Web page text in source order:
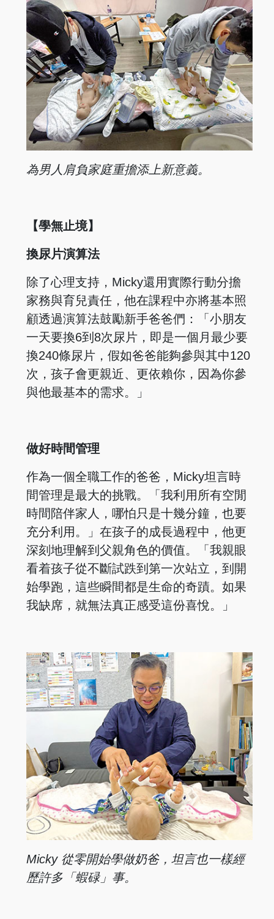
為男人肩負家庭重擔添上新意義。
【學無止境】
換尿片演算法
除了心理支持，Micky還用實際行動分擔
家務與育兒責任，他在課程中亦將基本照
顧透過演算法鼓勵新手爸爸們：「小朋友
一天要換6到8次尿片，即是一個月最少要
換240條尿片，假如爸爸能夠參與其中120
次，孩子會更親近、更依賴你，因為你參
與他最基本的需求。」
做好時間管理
作為一個全職工作的爸爸，Micky坦言時
間管理是最大的挑戰。「我利用所有空閒
時間陪伴家人，哪怕只是十幾分鐘，也要
充分利用。」在孩子的成長過程中，他更
深刻地理解到父親角色的價值。「我親眼
看着孩子從不斷試跌到第一次站立，到開
始學跑，這些瞬間都是生命的奇蹟。如果
我缺席，就無法真正感受這份喜悅。」
Micky 從零開始學做奶爸，坦言也一樣經
歷許多「蝦碌」事。